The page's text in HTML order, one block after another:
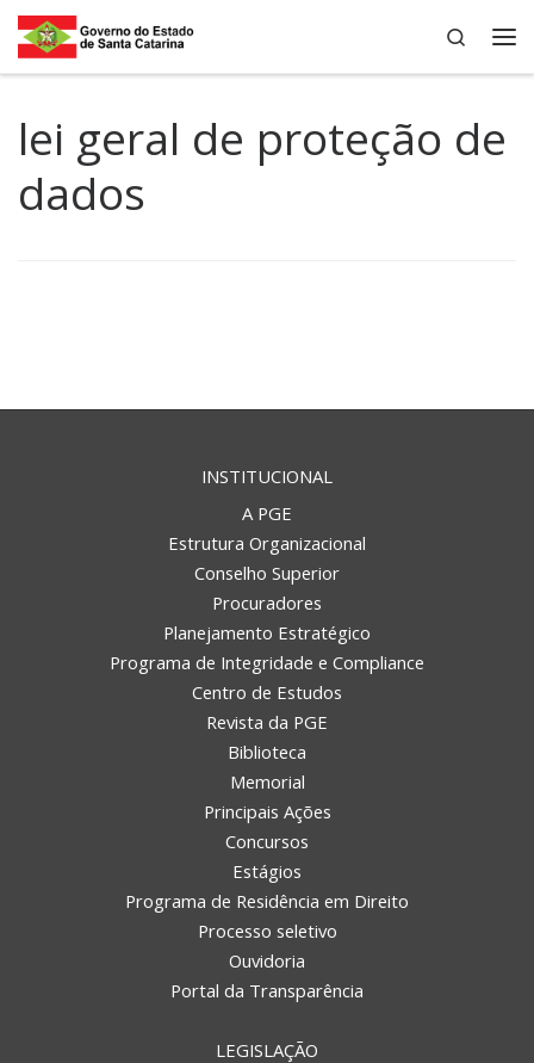
Skip to content
Search
lei geral de proteção de
dados
INSTITUCIONAL
A PGE
Estrutura Organizacional
Conselho Superior
Procuradores
Planejamento Estratégico
Programa de Integridade e Compliance
Centro de Estudos
Revista da PGE
Biblioteca
Memorial
Principais Ações
Concursos
Estágios
Programa de Residência em Direito
Processo seletivo
Ouvidoria
Portal da Transparência
LEGISLAÇÃO